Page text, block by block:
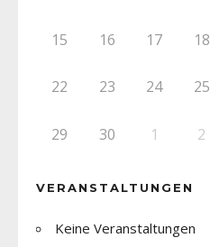
15 16 17 18
22 23 24 25
29 30 1 2
VERANSTALTUNGEN
Keine Veranstaltungen